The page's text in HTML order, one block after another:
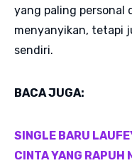
yang paling personal
menyanyikan, tetapi
sendiri.
BACA JUGA:
SINGLE BARU
CINTA YANG RAPUH